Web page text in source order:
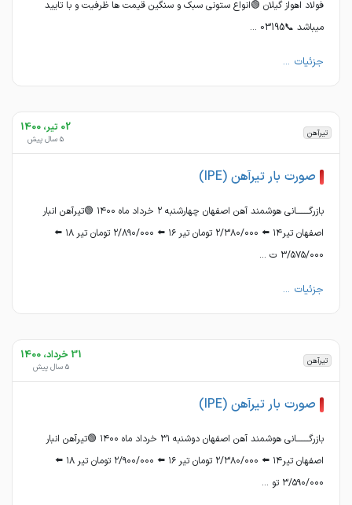
فولاد اهواز گیلان 🟢انواع ستونی سبک و سنگین قیمت ها ظرفیت و با تایید
میباشد 📞03195 ...
جزئیات ...
تیرآهن 02 تیر، 1400
5 سال پیش
صورت بار تیرآهن (IPE)
بازرگــــــــانی هوشمند آهن اصفهان چهارشنبه ٢ خرداد ماه ١۴٠٠ 🟢تیرآهن انبار
اصفهان تیر١۴ ⬅️ ٢/٣٨٠/٠٠٠ تومان تیر ١۶ ⬅️ ٢/٨٩٠/٠٠٠ تومان تیر ١٨ ⬅️
٣/۵٧۵/٠٠٠ ت ...
جزئیات ...
تیرآهن 31 خرداد، 1400
5 سال پیش
صورت بار تیرآهن (IPE)
بازرگــــــــانی هوشمند آهن اصفهان دوشنبه ٣١ خرداد ماه ١۴٠٠ 🟢تیرآهن انبار
اصفهان تیر١۴ ⬅️ ٢/٣٨٠/٠٠٠ تومان تیر ١۶ ⬅️ ٢/٩٠٠/٠٠٠ تومان تیر ١٨ ⬅️
٣/۵٩٠/٠٠٠ تو ...